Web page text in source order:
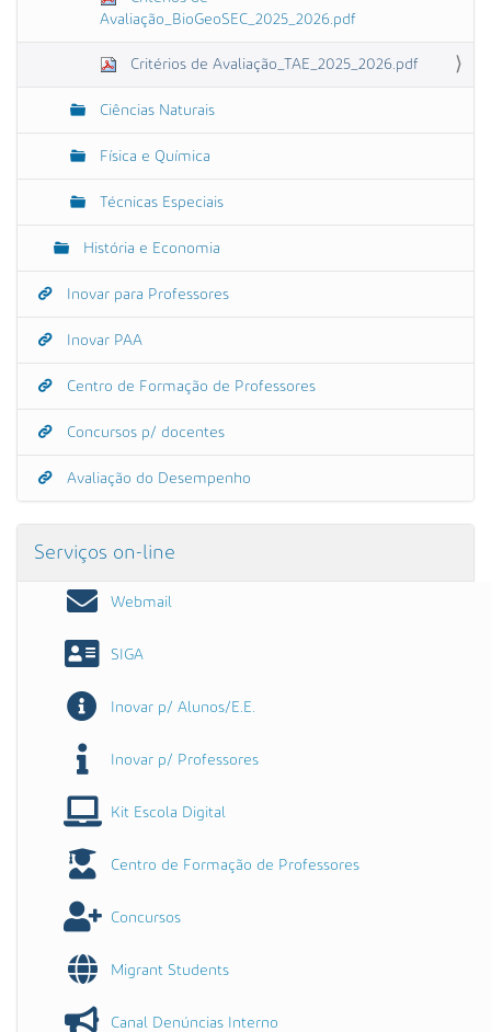
Avaliação_BioGeoSEC_2025_2026.pdf
Critérios de Avaliação_TAE_2025_2026.pdf
Ciências Naturais
Física e Química
Técnicas Especiais
História e Economia
Inovar para Professores
Inovar PAA
Centro de Formação de Professores
Concursos p/ docentes
Avaliação do Desempenho
Serviços on-line
Webmail
SIGA
Inovar p/ Alunos/E.E.
Inovar p/ Professores
Kit Escola Digital
Centro de Formação de Professores
Concursos
Migrant Students
Canal Denúncias Interno